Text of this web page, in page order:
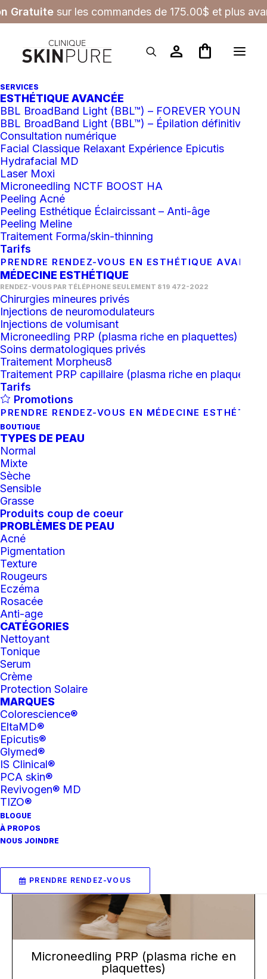
Gratuite sur les commandes de 175.00$ et plus
person shopping_bag
SERVICES
ESTHÉTIQUE AVANCÉE
BBL BroadBand Light (BBL™) – FOREVER YOUNG
BBL BroadBand Light (BBL™) – Épilation définitive
Consultation numérique
Facial Classique Relaxant Expérience Epicutis
Hydrafacial MD
Laser Moxi
Microneedling NCTF BOOST HA
Peeling Acné
Peeling Esthétique Éclaircissant – Anti-âge
Peeling Meline
Traitement Forma/skin-thinning
Tarifs
PRENDRE RENDEZ-VOUS EN ESTHÉTIQUE AVANCÉ
MÉDECINE ESTHÉTIQUE
RENDEZ-VOUS PAR TÉLÉPHONE SEULEMENT 819 472-2022
Chirurgies mineures privés
Injections de neuromodulateurs
Injections de volumisant
Microneedling PRP (plasma riche en plaquettes)
Soins dermatologiques privés
Traitement Morpheus8
Traitement PRP capillaire (plasma riche en plaquettes)
Tarifs
Promotions
PRENDRE RENDEZ-VOUS EN MÉDECINE
BOUTIQUE
TYPES DE PEAU
Normal
Mixte
Sèche
Sensible
Grasse
Produits coup de coeur
PROBLÈMES DE PEAU
Acné
Pigmentation
Texture
Rougeurs
Eczéma
Rosacée
Anti-age
CATÉGORIES
Nettoyant
Tonique
Serum
Crème
Protection Solaire
MARQUES
Colorescience®
EltaMD®
Epicutis®
Glymed®
IS Clinical®
PCA skin®
Revivogen® MD
TIZO®
BLOGUE
À PROPOS
NOUS JOINDRE
PRENDRE RENDEZ-VOUS
Médecine esthétique
Consultations
Injections
Médecine esthétique
Soins dermatologiques privés
Microneedling PRP (plasma riche en
plaquettes)